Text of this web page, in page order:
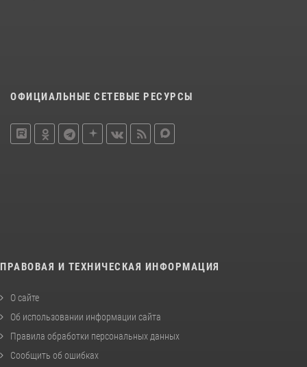
ОФИЦИАЛЬНЫЕ СЕТЕВЫЕ РЕСУРСЫ
ПРАВОВАЯ И ТЕХНИЧЕСКАЯ ИНФОРМАЦИЯ
О сайте
Об использовании информации сайта
Правила обработки персональных данных
Сообщить об ошибках